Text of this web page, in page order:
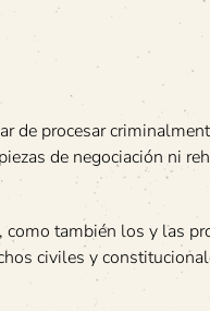
de procesar
de negociación ni
también los y las
civiles y